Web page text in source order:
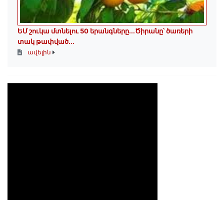
ԵՄ շուկա մտնելու 50 երանգները․․․Ծիրանը՝ ծառերի
տակ թափված․․․
ավելին